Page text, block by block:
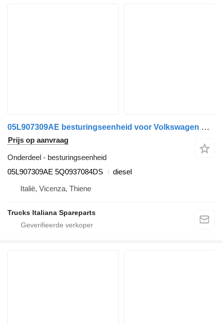
05L907309AE besturingseenheid voor Volkswagen Crafter 2017> vrachtwagen
Prijs op aanvraag
Onderdeel - besturingseenheid
05L907309AE 5Q0937084DS
diesel
Italië, Vicenza, Thiene
Trucks Italiana Spareparts